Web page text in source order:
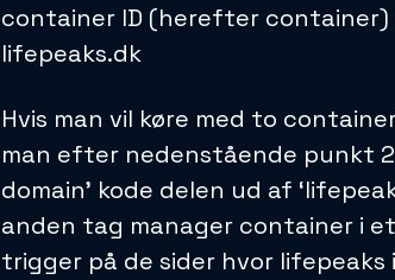
container ID (herefter
lifepeaks.dk
Hvis man vil køre med to
man efter nedenstående punkt 2
domain’ kode delen ud af
anden tag manager container i
trigger på de sider hvor